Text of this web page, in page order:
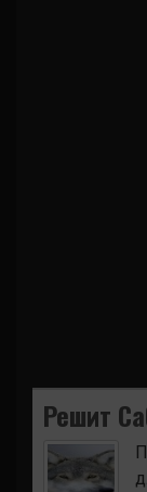
Решит